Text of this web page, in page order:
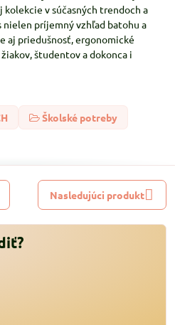
v súčasných trendoch a
nielen príjemný vzhľad batohu a
aj priedušnosť, ergonomické
študentov a dokonca i
Školské potreby
Nasledujúci produkt